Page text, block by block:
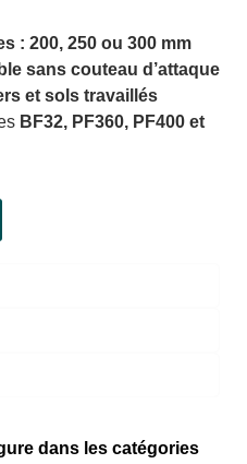
: 200, 250 ou 300 mm
sans couteau d’attaque
et sols travaillés
BF32, PF360, PF400 et
dans les catégories